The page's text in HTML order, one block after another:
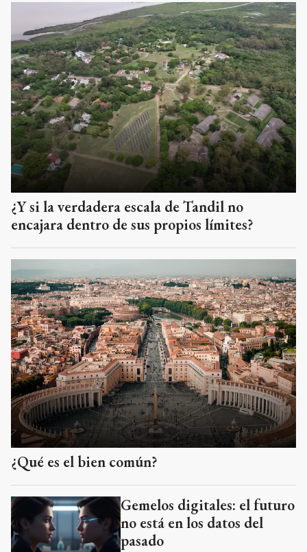
¿Y si la verdadera escala de Tandil no
encajara dentro de sus propios límites?
¿Qué es el bien común?
Gemelos digitales: el futuro
no está en los datos del
pasado